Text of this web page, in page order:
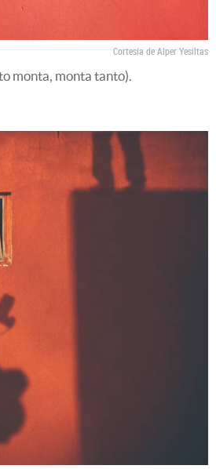
Cortesía de Alper Yesiltas
monta, monta tanto).